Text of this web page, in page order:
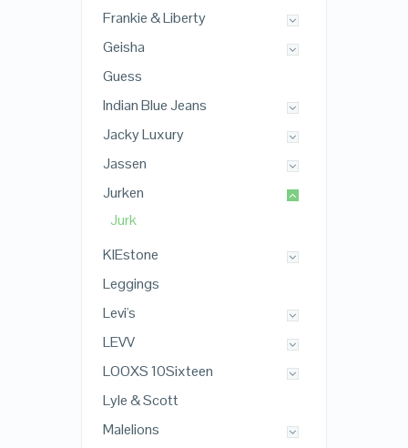
Frankie & Liberty
Geisha
Guess
Indian Blue Jeans
Jacky Luxury
Jassen
Jurken
Jurk
KIEstone
Leggings
Levi's
LEVV
LOOXS 10Sixteen
Lyle & Scott
Malelions